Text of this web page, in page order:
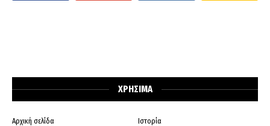
ΧΡΗΣΙΜΑ
Αρχική σελίδα
Ιστορία